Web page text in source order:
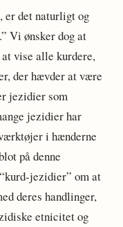
er det naturligt og
Vi ønsker dog at
vise alle kurdere,
der hævder at være
jezidier som
jezidier har
i hænderne
på denne
jezidier” om at
deres handlinger,
etnicitet og